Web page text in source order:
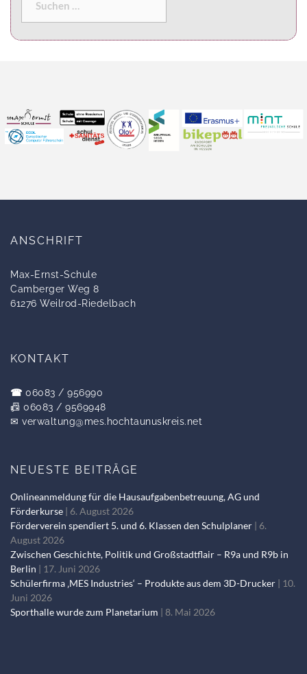
ANSCHRIFT
Max-Ernst-Schule
Camberger Weg 8
61276 Weilrod-Riedelbach
KONTAKT
☎ 06083 / 956990
📠 06083 / 9569948
✉ verwaltung@mes.hochtaunuskreis.net
NEUESTE BEITRÄGE
Onlineanmeldung für die Hausaufgabenbetreuung, AG und
Förderkurse
6. August 2026
Förderverein spendiert 5. und 6. Klassen den Schulplaner
6.
August 2026
Zwischen Geschichte, Politik und Großstadtflair – R9a und R9b in
Berlin
17. Juni 2026
Schülerfirma ‚MES Industries‘ – Produkte aus dem 3D-Drucker
10.
Juni 2026
Sporthalle wurde zum Planetarium
8. Mai 2026